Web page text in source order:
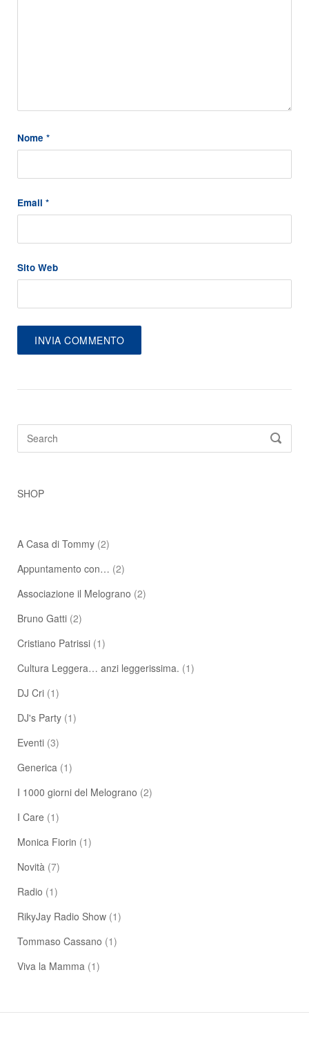
Nome *
Email *
Sito Web
Search
SHOP
A Casa di Tommy (2)
Appuntamento con… (2)
Associazione il Melograno (2)
Bruno Gatti (2)
Cristiano Patrissi (1)
Cultura Leggera… anzi leggerissima. (1)
DJ Cri (1)
DJ's Party (1)
Eventi (3)
Generica (1)
I 1000 giorni del Melograno (2)
I Care (1)
Monica Fiorin (1)
Novità (7)
Radio (1)
RikyJay Radio Show (1)
Tommaso Cassano (1)
Viva la Mamma (1)